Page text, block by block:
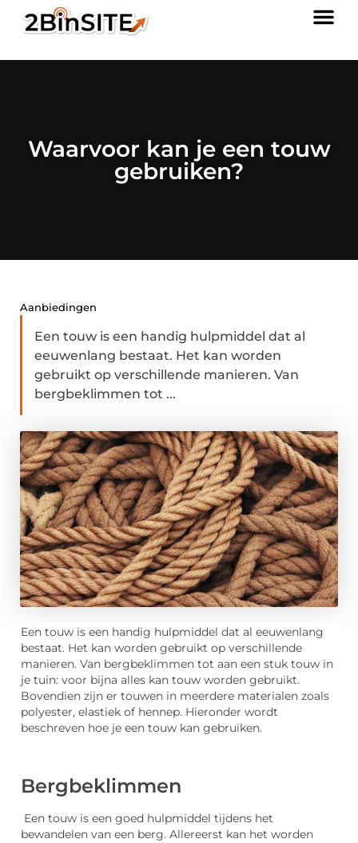
Waarvoor kan je een touw
gebruiken?
Aanbiedingen
Een touw is een handig hulpmiddel dat al
eeuwenlang bestaat. Het kan worden
gebruikt op verschillende manieren. Van
bergbeklimmen tot ...
Een touw is een handig hulpmiddel dat al eeuwenlang
bestaat. Het kan worden gebruikt op verschillende
manieren. Van bergbeklimmen tot aan een stuk touw in
je tuin: voor bijna alles kan touw worden gebruikt.
Bovendien zijn er touwen in meerdere materialen zoals
polyester, elastiek of hennep. Hieronder wordt
beschreven hoe je een touw kan gebruiken.
Bergbeklimmen
Een touw is een goed hulpmiddel tijdens het
bewandelen van een berg. Allereerst kan het worden